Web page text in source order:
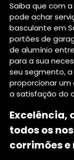
Saiba que com
pode achar
basculante em
portões de
de alumínio
para a sua
seu segmento,
proporcionar
a satisfação do
Excelência,
todos os
corrimões